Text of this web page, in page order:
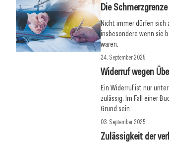
Die
Nicht immer dürfen sich
insbesondere wenn sie
waren.
24. September 2025
Widerruf wegen
Ein Widerruf ist nur
zulässig. Im Fall einer
Grund sein.
03. September 2025
Zulässigkeit der